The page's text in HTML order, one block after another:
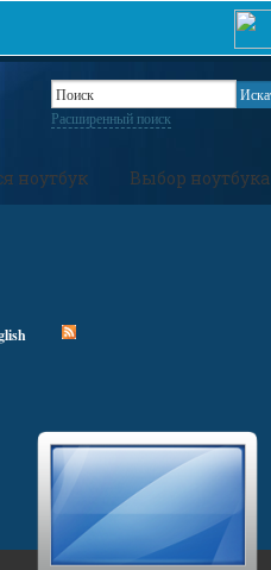
Расширенный поиск
ноутбук Выбор ноутбука